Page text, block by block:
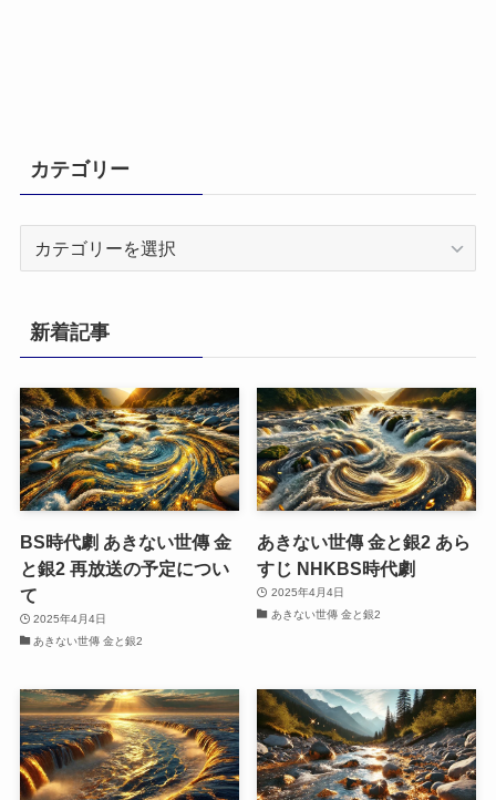
カテゴリー
リ
ー
新着記事
BS時代劇 あきない世傳 金
と銀2 再放送の予定につい
て
2025年4月4日
あきない世傳 金と銀2
あきない世傳 金と銀2 あら
すじ NHKBS時代劇
2025年4月4日
あきない世傳 金と銀2